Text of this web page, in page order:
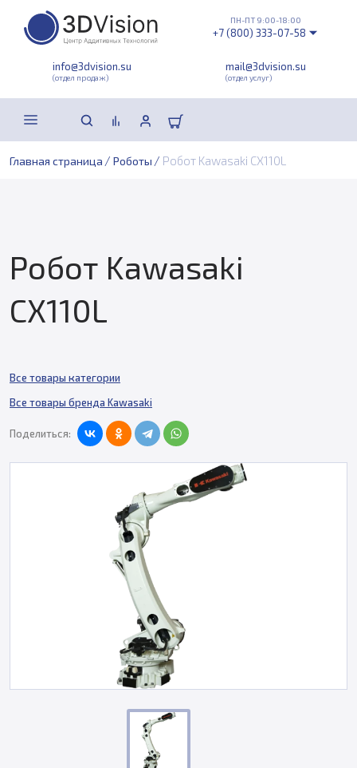
info@3dvision.su
(отдел продаж)
mail@3dvision.su
(отдел услуг)
ПН-ПТ 9:00-18:00
+7 (800) 333-07-58
Главная страница / Роботы / Робот Kawasaki CX110L
Робот Kawasaki
CX110L
Все товары категории
Все товары бренда Kawasaki
Поделиться: